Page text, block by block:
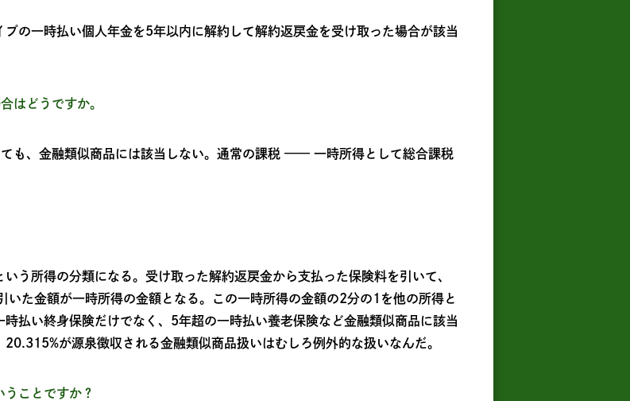
の一時払い個人年金を5年以内に解約して解約返戻金を受け取った場合が該当
はどうですか。
も、金融類似商品には該当しない。通常の課税 —— 一時所得として総合課税
う所得の分類になる。受け取った解約返戻金から支払った保険料を引いて、
いた金額が一時所得の金額となる。この一時所得の金額の2分の1を他の所得と
払い終身保険だけでなく、5年超の一時払い養老保険など金融類似商品に該当
が源泉徴収される金融類似商品扱いはむしろ例外的な扱いなんだ。
ことですか？